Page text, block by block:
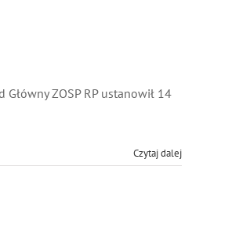
ZOSP RP ustanowił 14
Czytaj dalej